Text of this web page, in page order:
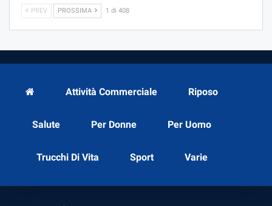
PREV PROSSIMA 1 di 408
Attività Commerciale Riposo
Salute Per Donne Per Uomo
Trucchi Di Vita Sport Varie